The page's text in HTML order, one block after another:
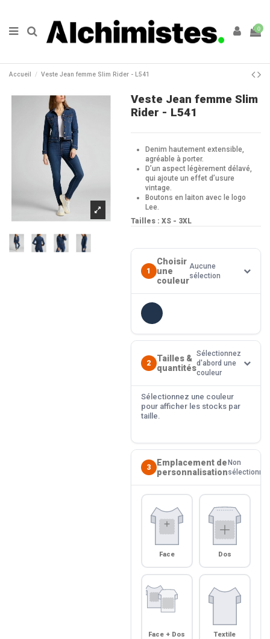
0
Accueil Veste Jean femme Slim Rider - L541
Veste Jean femme Slim
Rider - L541
Denim hautement extensible,
agréable à porter.
D’un aspect légèrement délavé,
qui ajoute un effet d’usure
vintage.
Boutons en laiton avec le logo
Lee.
Tailles : XS - 3XL
1
Choisir
une
couleur
Aucune
sélection
2
Tailles &
quantités
Sélectionnez
d'abord une
couleur
Sélectionnez une couleur
pour afficher les stocks par
taille.
3
Emplacement de
personnalisation
Non
sélectionné
Face Dos
Face + Dos
Textile